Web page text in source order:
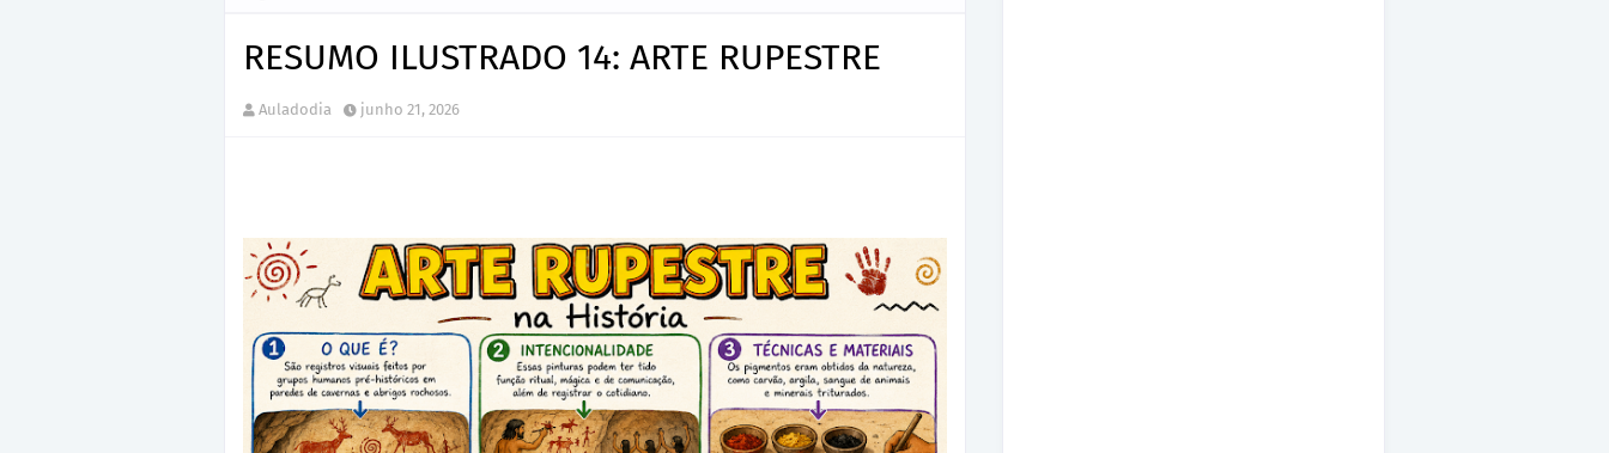
RESUMO ILUSTRADO 14: ARTE RUPESTRE
Auladodia junho 21, 2026